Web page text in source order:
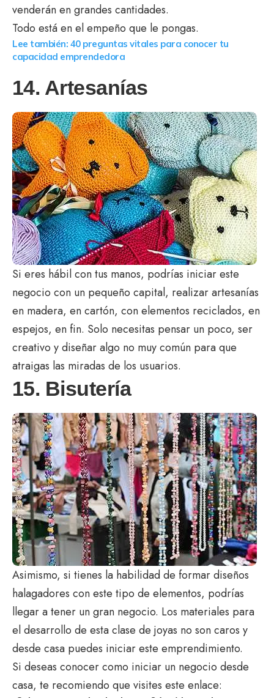
venderán en grandes cantidades.
Todo está en el empeño que le pongas.
Lee también: 40 preguntas vitales para conocer tu
capacidad emprendedora
14. Artesanías
Si eres hábil con tus manos, podrías iniciar este
negocio con un pequeño capital, realizar artesanías
en madera, en cartón, con elementos reciclados, en
espejos, en fin. Solo necesitas pensar un poco, ser
creativo y diseñar algo no muy común para que
atraigas las miradas de los usuarios.
15. Bisutería
Asimismo, si tienes la habilidad de formar diseños
halagadores con este tipo de elementos, podrías
llegar a tener un gran negocio. Los materiales para
el desarrollo de esta clase de joyas no son caros y
desde casa puedes iniciar este emprendimiento.
Si deseas conocer como iniciar un negocio desde
casa, te recomiendo que visites este enlace: